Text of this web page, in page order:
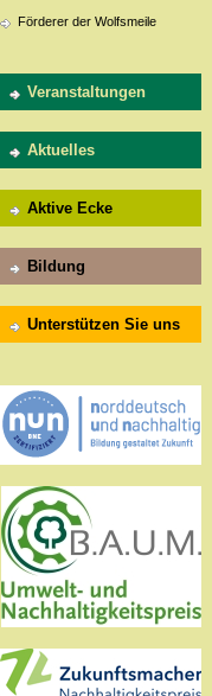
Förderer der Wolfsmeile
Veranstaltungen
Aktuelles
Aktive Ecke
Bildung
Unterstützen Sie uns